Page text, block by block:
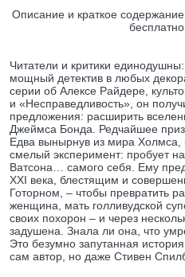
Описание и краткое
Читатели и критики
мощный детектив в любых
серии об Алексе Райдере,
и «Несправедливость», он
предложения: расширить
Джеймса Бонда. Редчайшее
Едва вынырнув из мира Холмса,
смелый эксперимент: пробует
Ватсона… самого себя. Ему
XXI века, блестящим и
Готорном, – чтобы превратить
женщина, мать голливудской
своих похорон – и через
задушена. Знала ли она, что
Это безумно запутанная
сам автор, но даже Стивен